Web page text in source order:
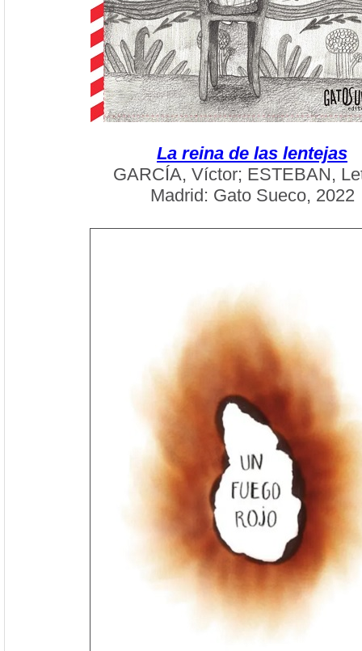
La reina de las lentejas
GARCÍA, Víctor; ESTEBAN,
Madrid: Gato Sueco, 2022